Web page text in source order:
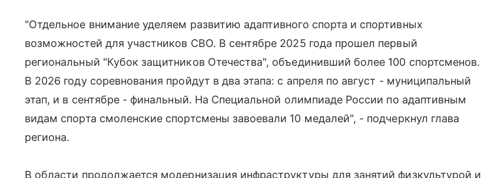
"Отдельное внимание уделяем развитию адаптивного спорта и спортивных
возможностей для участников СВО. В сентябре 2025 года прошел первый
региональный "Кубок защитников Отечества", объединивший более 100 спортсменов.
В 2026 году соревнования пройдут в два этапа: с апреля по август - муниципальный
этап, и в сентябре - финальный. На Специальной олимпиаде России по адаптивным
видам спорта смоленские спортсмены завоевали 10 медалей", - подчеркнул глава
региона.
В области продолжается модернизация инфраструктуры для занятий физкультурой и